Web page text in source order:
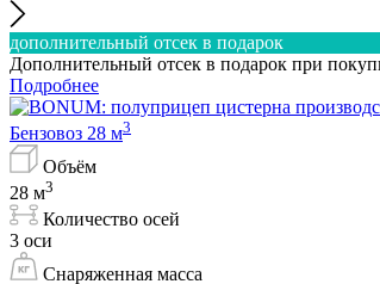
дополнительный отсек в подарок
Дополнительный отсек в подарок при
Подробнее
Бензовоз 28 м3
Объём
28 м3
Количество осей
3 оси
Снаряженная масса